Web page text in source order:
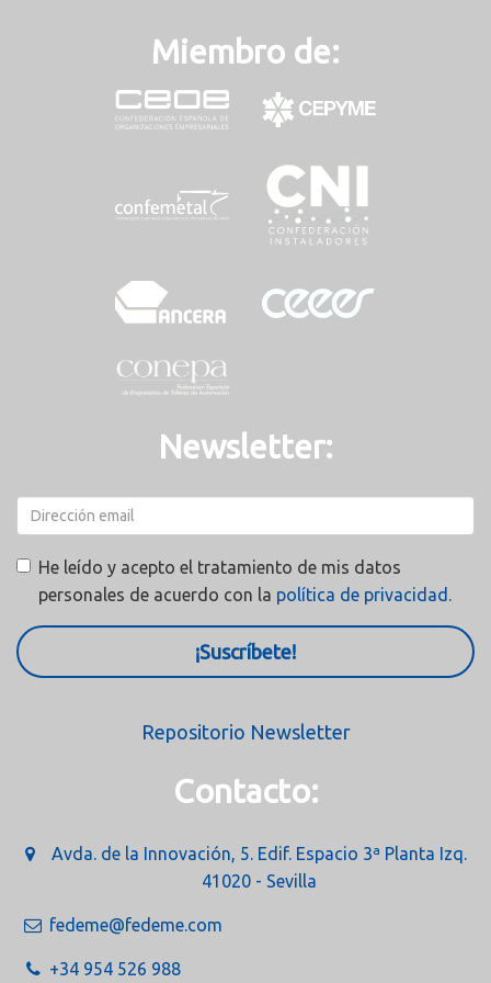
Miembro de:
Newsletter:
He leído y acepto el tratamiento de mis datos
personales de acuerdo con la política de privacidad.
¡Suscríbete!
Repositorio Newsletter
Contacto:
Avda. de la Innovación, 5. Edif. Espacio 3ª Planta Izq.
41020 - Sevilla
fedeme@fedeme.com
+34 954 526 988